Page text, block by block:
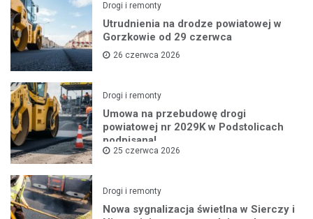
Drogi i remonty
Utrudnienia na drodze powiatowej w
Gorzkowie od 29 czerwca
26 czerwca 2026
Drogi i remonty
Umowa na przebudowę drogi
powiatowej nr 2029K w Podstolicach
podpisana!
25 czerwca 2026
Drogi i remonty
Nowa sygnalizacja świetlna w Sierczy i